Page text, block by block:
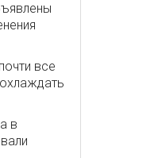
все
в